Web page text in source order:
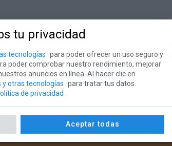
tu privacidad
tecnologías para poder ofrecer un uso seguro y
poder comprobar nuestro rendimiento, mejorar
anuncios en línea. Al hacer clic en
y otras tecnologías para tratar tus datos.
de privacidad
Aceptar todas